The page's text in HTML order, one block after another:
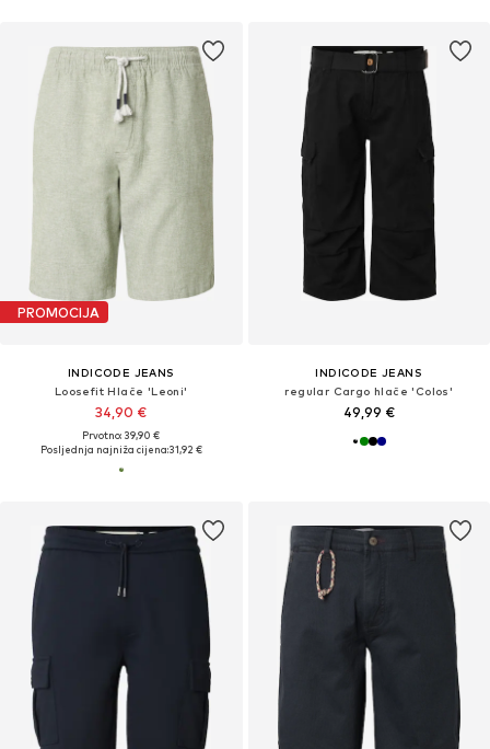
PROMOCIJA
INDICODE JEANS
Loosefit Hlače 'Leoni'
34,90 €
Prvotno: 39,90 €
Posljednja najniža cijena:31,92 €
INDICODE JEANS
regular Cargo hlače 'Colos'
49,99 €